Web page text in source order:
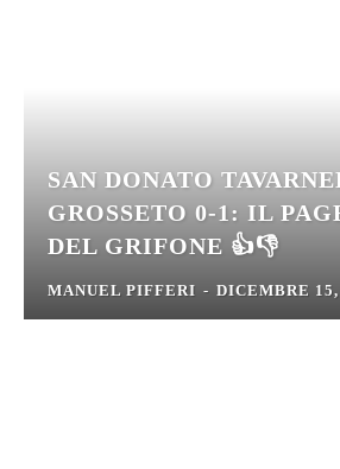
SAN DONATO
GROSSETO 0-1: IL
DEL GRIFONE 👍👎
MANUEL PIFFERI - DICEMBRE